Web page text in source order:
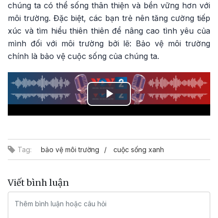
chúng ta có thể sống thân thiện và bền vững hơn với
môi trường. Đặc biệt, các bạn trẻ nên tăng cường tiếp
xúc và tìm hiểu thiên thiên để nâng cao tình yêu của
mình đối với môi trường bởi lẽ: Bảo vệ môi trường
chính là bảo vệ cuộc sống của chúng ta.
Play
Tag: bảo vệ môi trường cuộc sống xanh
Viết bình luận